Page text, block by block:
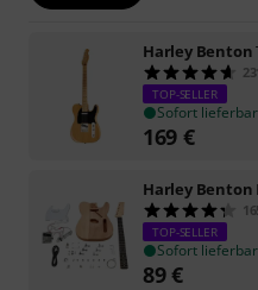
Harley Benton
TOP-SELLER
Sofort lieferbar
169 €
Harley Benton
TOP-SELLER
Sofort lieferbar
89€